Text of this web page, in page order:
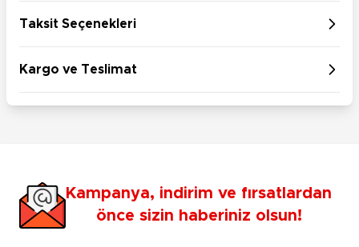
Taksit Seçenekleri
Kargo ve Teslimat
Kampanya, indirim ve fırsatlardan
önce sizin haberiniz olsun!